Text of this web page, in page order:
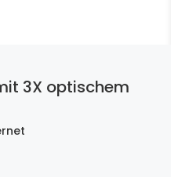
3X optischem